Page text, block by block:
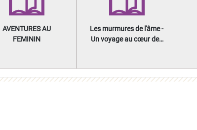
AVENTURES AU
FEMININ
Les murmures de l'âme -
Un voyage au cœur des